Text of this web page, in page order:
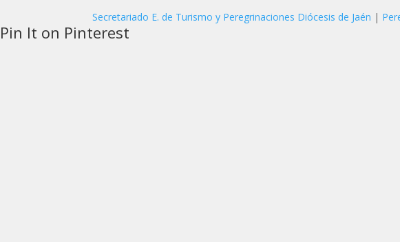
Secretariado E. de Turismo y Peregrinaciones Diócesis de Jaén |
Pin It on Pinterest